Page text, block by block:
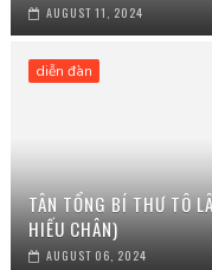
AUGUST 11, 2024
diễn đàn
TÂN TỔNG BÍ THƯ TÔ
HIẾU CHÂN)
AUGUST 06, 2024